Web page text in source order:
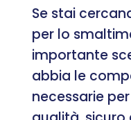
Se stai
per lo
importante
abbia le
necessarie